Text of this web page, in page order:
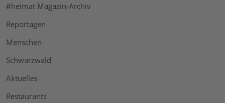
#heimat Magazin-Archiv
Reportagen
Menschen
Schwarzwald
Aktuelles
Restaurants